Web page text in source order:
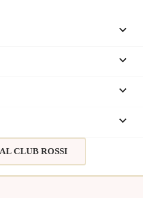




CLUB ROSSI